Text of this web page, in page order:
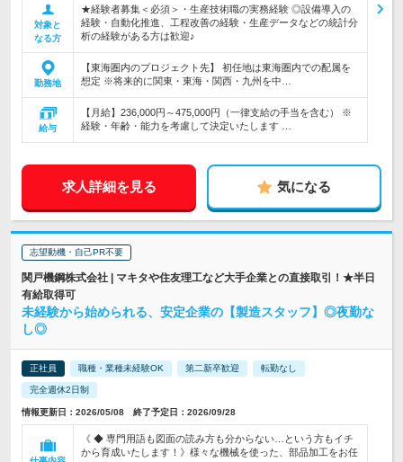
対象と
なる方
★経験者募集＜必須＞・生産技術職の実務経験 ◎設備導入の
経験・自動化推進、工程改善の経験・生産データなどの統計分
析の経験がある方は歓迎♪
勤務地
【東海圏内のプロジェクト先】 初任地は東海圏内での配属を
想定 ※将来的に関東・東海・関西・九州を中…
給与
【月給】236,000円～475,000円（一律支給の手当を含む） ※
経験・年齢・能力を考慮して決定いたします …
求人詳細を見る 気になる
志望動機・自己PR不要
関戸機鋼株式会社 | マキタや住友理工など大手企業との直接取引！★半日
有給取得可
未経験から始められる、安定企業の【製造スタッフ】◎夜勤な
し◎
正社員 職種・業種未経験OK 第二新卒歓迎 転勤なし
完全週休2日制
情報更新日：2026/05/08 終了予定日：2026/09/28
《 ◆ 専門用語も図面の読み方も分からない…という方もイチ
から育成いたします！》様々な機械を使った、部品加工をお任